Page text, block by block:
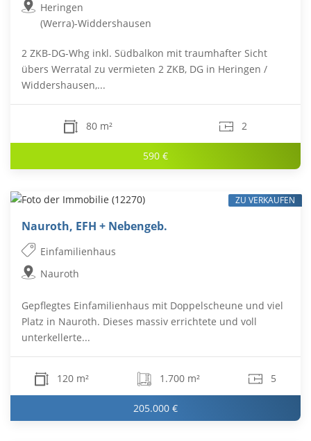
Heringen
(Werra)-Widdershausen
2 ZKB-DG-Whg inkl. Südbalkon mit traumhafter Sicht
übers Werratal zu vermieten 2 ZKB, DG in Heringen /
Widdershausen,...
80 m² 2
590 €
Nauroth, EFH + Nebengeb.
Einfamilienhaus
Nauroth
Gepflegtes Einfamilienhaus mit Doppelscheune und viel
Platz in Nauroth. Dieses massiv errichtete und voll
unterkellerte...
120 m² 1.700 m² 5
205.000 €
ZU VERKAUFEN